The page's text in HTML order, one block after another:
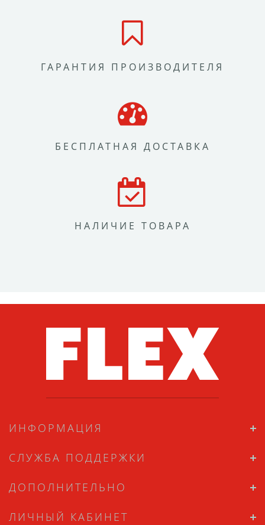
ГАРАНТИЯ ПРОИЗВОДИТЕЛЯ
БЕСПЛАТНАЯ ДОСТАВКА
НАЛИЧИЕ ТОВАРА
ИНФОРМАЦИЯ
СЛУЖБА ПОДДЕРЖКИ
ДОПОЛНИТЕЛЬНО
ЛИЧНЫЙ КАБИНЕТ